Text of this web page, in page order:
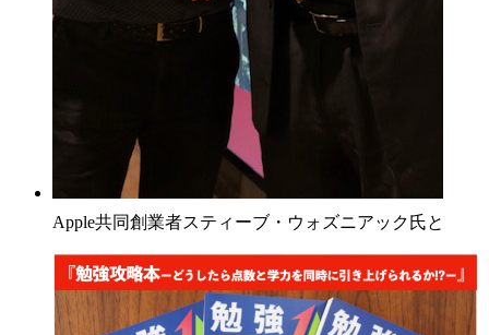
Apple共同創業者スティーブ・ウォズニアック氏と